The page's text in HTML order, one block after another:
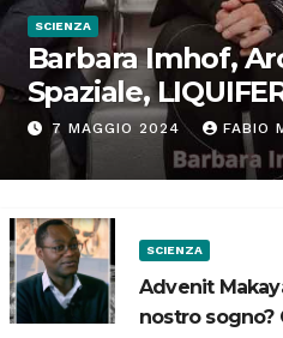
SCIENZA
Barbara Imhof,
Spaziale,
“Progettiamo
Spazio”
7 MAGGIO 2024 FABIO
SCIENZA
Advenit
nostro sogno?